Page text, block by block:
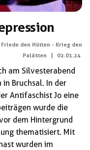
Friede den Hütten - Krieg den
Palästen
02.01.24
am Silvesterabend
Bruchsal. In der
Antifaschist Jo eine
wurde die
dem Hintergrund
thematisiert. Mit
wurden im